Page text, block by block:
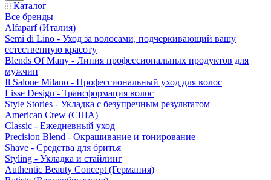
Каталог
Все бренды
Alfaparf (Италия)
Semi di Lino - Уход за волосами, подчеркивающий вашу
естественную красоту
Blends Of Many - Линия профессиональных продуктов для
мужчин
Il Salone Milano - Профессиональный уход для волос
Lisse Design - Трансформация волос
Style Stories - Укладка с безупречным результатом
American Crew (США)
Classic - Ежедневный уход
Precision Blend - Окрашивание и тонирование
Shave - Средства для бритья
Styling - Укладка и стайлинг
Authentic Beauty Concept (Германия)